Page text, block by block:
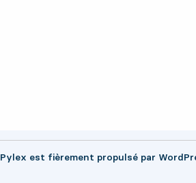
Pylex est fièrement propulsé par